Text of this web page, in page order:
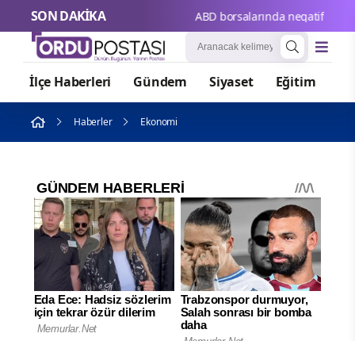
SON DAKİKA ABD borsalarında negatif seyir
İlçe Haberleri Gündem Siyaset Eğitim
Haberler Ekonomi